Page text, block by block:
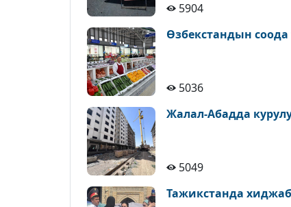
5904
Өзбекстандын
5036
Жалал-Абадда
5049
Тажикстанда